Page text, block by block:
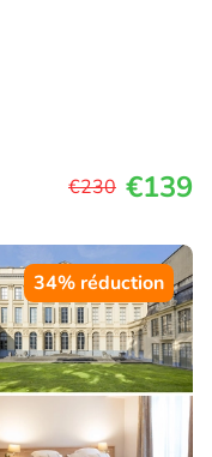
€230 €139
34% réduction